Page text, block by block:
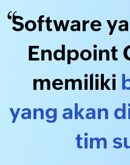
Software
Endpoint
memiliki
yang akan
tim